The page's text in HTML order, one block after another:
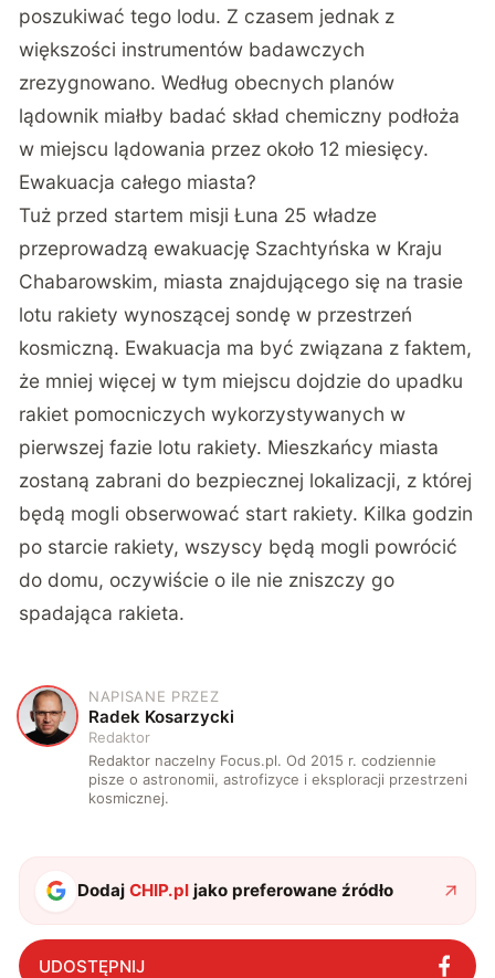
poszukiwać tego lodu. Z czasem jednak z
większości instrumentów badawczych
zrezygnowano. Według obecnych planów
lądownik miałby badać skład chemiczny podłoża
w miejscu lądowania przez około 12 miesięcy.
Ewakuacja całego miasta?
Tuż przed startem misji Łuna 25 władze
przeprowadzą ewakuację Szachtyńska w Kraju
Chabarowskim, miasta znajdującego się na trasie
lotu rakiety wynoszącej sondę w przestrzeń
kosmiczną. Ewakuacja ma być związana z faktem,
że mniej więcej w tym miejscu dojdzie do upadku
rakiet pomocniczych wykorzystywanych w
pierwszej fazie lotu rakiety. Mieszkańcy miasta
zostaną zabrani do bezpiecznej lokalizacji, z której
będą mogli obserwować start rakiety. Kilka godzin
po starcie rakiety, wszyscy będą mogli powrócić
do domu, oczywiście o ile nie zniszczy go
spadająca rakieta.
R
NAPISANE PRZEZ
Radek Kosarzycki
Redaktor
Redaktor naczelny Focus.pl. Od 2015 r. codziennie
pisze o astronomii, astrofizyce i eksploracji przestrzeni
kosmicznej.
DodajCHIP.pl jako preferowane źródło
UDOSTĘPNIJ